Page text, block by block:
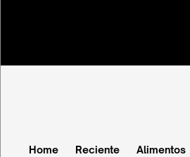
Home Reciente Alimentos